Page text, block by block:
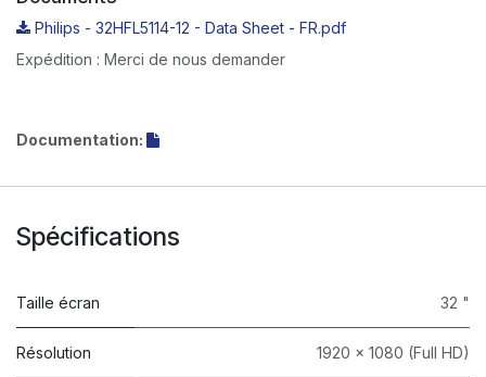
Philips - 32HFL5114-12 - Data Sheet - FR.pdf
Expédition : Merci de nous demander
Documentation:
Spécifications
Taille écran 32 "
Résolution 1920 x 1080 (Full HD)